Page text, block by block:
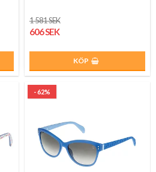
1 581 SEK
606 SEK
KÖP
- 62%